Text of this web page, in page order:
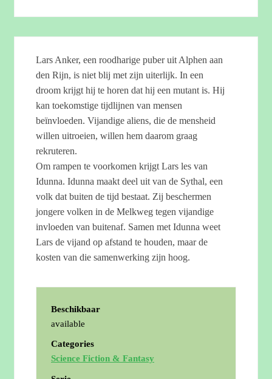
Lars Anker, een roodharige puber uit Alphen aan
den Rijn, is niet blij met zijn uiterlijk. In een
droom krijgt hij te horen dat hij een mutant is. Hij
kan toekomstige tijdlijnen van mensen
beïnvloeden. Vijandige aliens, die de mensheid
willen uitroeien, willen hem daarom graag
rekruteren.
Om rampen te voorkomen krijgt Lars les van
Idunna. Idunna maakt deel uit van de Sythal, een
volk dat buiten de tijd bestaat. Zij beschermen
jongere volken in de Melkweg tegen vijandige
invloeden van buitenaf. Samen met Idunna weet
Lars de vijand op afstand te houden, maar de
kosten van die samenwerking zijn hoog.
Beschikbaar
available
Categories
Science Fiction & Fantasy